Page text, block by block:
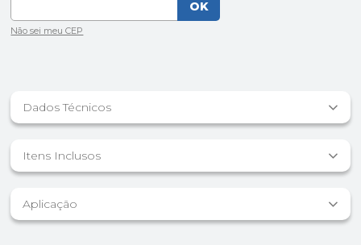
Dados Técnicos
Itens Inclusos
Aplicação